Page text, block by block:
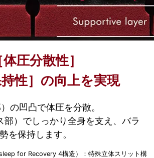
圧分散性］
持性］の向上を実現
の凹凸で体圧を分散。
部）でしっかり全身を支え、バラ
を保持します。
for Recovery 4構造）：特殊立体スリット構